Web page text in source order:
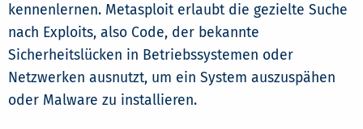
kennenlernen. Metasploit erlaubt die gezielte Suche
nach Exploits, also Code, der bekannte
Sicherheitslücken in Betriebssystemen oder
Netzwerken ausnutzt, um ein System auszuspähen
oder Malware zu installieren.